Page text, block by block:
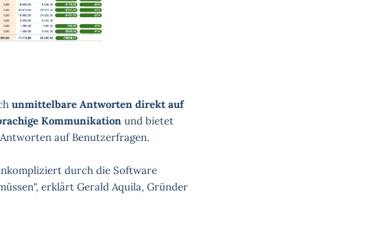
unmittelbare Antworten direkt auf
Kommunikation und bietet
auf Benutzerfragen.
durch die Software
erklärt Gerald Aquila, Gründer